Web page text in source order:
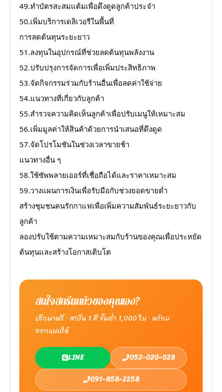
49.ทำบัตรสะสมแต้มเพื่อดึงดูดลูกค้าประจำ
50.เพิ่มบริการเดลิเวอรีในพื้นที่
การลดต้นทุนระยะยาว
51.ลงทุนในอุปกรณ์ที่ช่วยลดต้นทุนพลังงาน
52.ปรับปรุงการจัดการเพื่อเพิ่มประสิทธิภาพ
53.จัดกิจกรรมร่วมกับร้านอื่นเพื่อลดค่าใช้จ่าย
54.แนวทางที่เกี่ยวกับลูกค้า
55.สำรวจความคิดเห็นลูกค้าเพื่อปรับเมนูให้เหมาะสม
56.เพิ่มมูลค่าให้สินค้าด้วยการนำเสนอที่ดึงดูด
57.จัดโปรโมชันในช่วงเวลาขายช้า
แนวทางอื่น ๆ
58.ใช้ซัพพลายเออร์ที่เชื่อถือได้และราคาเหมาะสม
59.วางแผนการเงินเพื่อรับมือกับช่วงยอดขายต่ำ
สร้างชุมชนคนรักกาแฟเพื่อเพิ่มความสัมพันธ์ระยะยาวกับ
ลูกค้า
ลองปรับใช้ตามความเหมาะสมกับร้านของคุณเพื่อประหยัด
ต้นทุนและสร้างโอกาสเติบโต
สนใจสกรีนแก้วของคุณเอง?
ปรึกษาฟรี · สกรีน 1 สี ขั้นต่ำ 1,000 ใบ · พร้อม
ออกแบบให้
LINE
052-020-028
091-858-2258